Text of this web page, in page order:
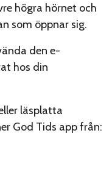
högra hörnet och
som öppnar sig.
den e-
hos din
läsplatta
God Tids app från: